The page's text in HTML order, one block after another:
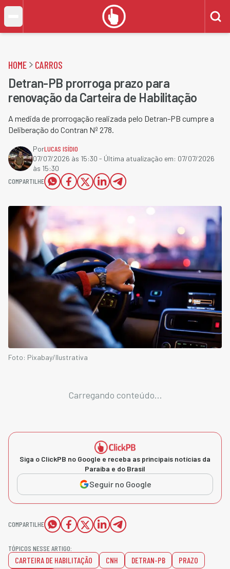
HOME CARROS
Detran-PB prorroga prazo para
renovação da Carteira de Habilitação
A medida de prorrogação realizada pelo Detran-PB cumpre a
Deliberação do Contran Nº 278.
PorLUCAS ISÍDIO
07/07/2026 às 15:30 - Última atualização em: 07/07/2026
às 15:30
COMPARTILHE
Foto: Pixabay/Ilustrativa
Carregando conteúdo...
Siga o ClickPB no Google e receba as principais notícias da
Paraíba e do Brasil
Seguir no Google
COMPARTILHE
TÓPICOS NESSE ARTIGO:
CARTEIRA DE HABILITAÇÃO CNH DETRAN-PB
PRAZO